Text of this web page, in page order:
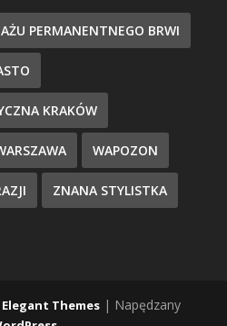
PERMANENTNEGO BRWI
KRAKÓW
WAPOZON
ZNANA STYLISTKA
Elegant Themes | Napędzany